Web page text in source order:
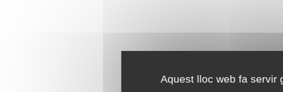
Aquest lloc web fa servir